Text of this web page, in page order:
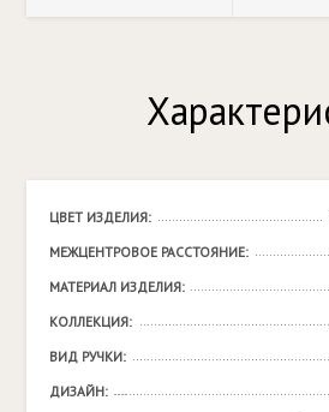
ЦВЕТ ИЗДЕЛИЯ:
МЕЖЦЕНТРОВОЕ РАССТОЯНИЕ:
МАТЕРИАЛ ИЗДЕЛИЯ:
КОЛЛЕКЦИЯ:
ВИД РУЧКИ:
ДИЗАЙН: